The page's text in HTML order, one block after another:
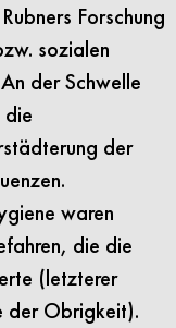
Forschung
sozialen
der Schwelle
die
der
waren
die die
(letzterer
der Obrigkeit).